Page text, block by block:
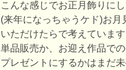
こんな感じでお正月飾りにし
(来年になっちゃうケド)お月
いただけたらで考えています
単品販売か、お迎え作品で
プレゼントにするかはまだ未